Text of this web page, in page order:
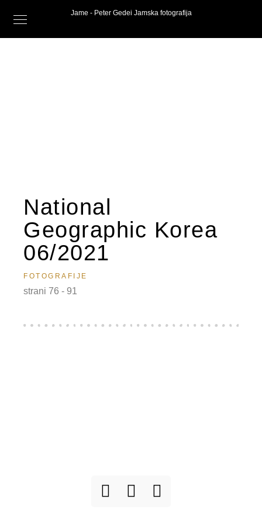
Jame - Peter Gedei Jamska fotografija
National
Geographic Korea
06/2021
FOTOGRAFIJE
strani 76 - 91